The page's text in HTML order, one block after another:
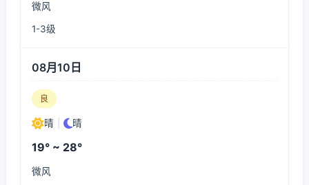
微风
1-3级
08月10日
良
晴 晴
19° ~ 28°
微风